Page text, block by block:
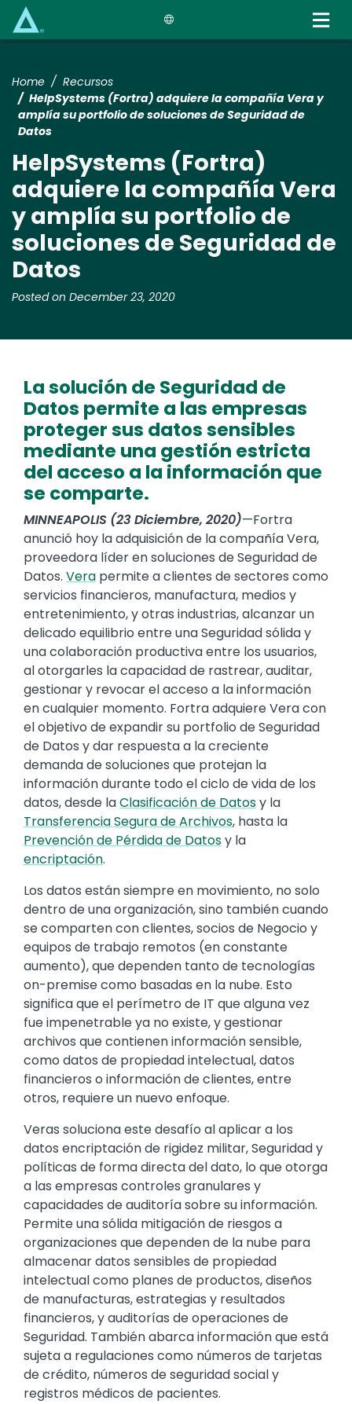
Home
Recursos
HelpSystems (Fortra) adquiere la compañía Vera y
amplía su portfolio de soluciones de Seguridad de
Datos
HelpSystems (Fortra)
adquiere la compañía Vera
y amplía su portfolio de
soluciones de Seguridad de
Datos
Posted on December 23, 2020
La solución de Seguridad de
Datos permite a las empresas
proteger sus datos sensibles
mediante una gestión estricta
del acceso a la información que
se comparte.
MINNEAPOLIS (23 Diciembre, 2020)—Fortra
anunció hoy la adquisición de la compañía Vera,
proveedora líder en soluciones de Seguridad de
Datos. Vera permite a clientes de sectores como
servicios financieros, manufactura, medios y
entretenimiento, y otras industrias, alcanzar un
delicado equilibrio entre una Seguridad sólida y
una colaboración productiva entre los usuarios,
al otorgarles la capacidad de rastrear, auditar,
gestionar y revocar el acceso a la información
en cualquier momento. Fortra adquiere Vera con
el objetivo de expandir su portfolio de Seguridad
de Datos y dar respuesta a la creciente
demanda de soluciones que protejan la
información durante todo el ciclo de vida de los
datos, desde laClasificación de Datosy la
Transferencia Segura de Archivos, hasta la
Prevención de Pérdida de Datosy la
encriptación.
Los datos están siempre en movimiento, no solo
dentro de una organización, sino también cuando
se comparten con clientes, socios de Negocio y
equipos de trabajo remotos (en constante
aumento), que dependen tanto de tecnologías
on-premise como basadas en la nube. Esto
significa que el perímetro de IT que alguna vez
fue impenetrable ya no existe, y gestionar
archivos que contienen información sensible,
como datos de propiedad intelectual, datos
financieros o información de clientes, entre
otros, requiere un nuevo enfoque.
Veras soluciona este desafío al aplicar a los
datos encriptación de rigidez militar, Seguridad y
políticas de forma directa del dato, lo que otorga
a las empresas controles granulares y
capacidades de auditoría sobre su información.
Permite una sólida mitigación de riesgos a
organizaciones que dependen de la nube para
almacenar datos sensibles de propiedad
intelectual como planes de productos, diseños
de manufacturas, estrategias y resultados
financieros, y auditorías de operaciones de
Seguridad. También abarca información que está
sujeta a regulaciones como números de tarjetas
de crédito, números de seguridad social y
registros médicos de pacientes.